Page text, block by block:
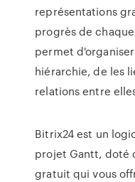
représentations
progrès de
permet
hiérarchie, de les
relations entre
Bitrix24 est un
projet Gantt, doté
gratuit qui vous